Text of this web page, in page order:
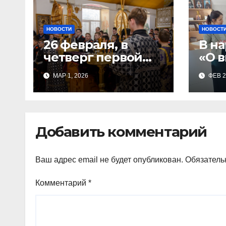
НОВОСТИ
26 февраля, в
четверг первой
седмицы
Великого Поста, в
Свято-Никольском
МАР 1, 2026
НОВОСТИ
В
«О
ФЕВ
Добавить комментарий
Ваш адрес email не будет опубликован.
Комментарий *